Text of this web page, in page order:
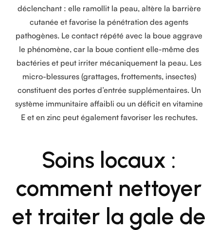
déclenchant : elle ramollit la peau, altère la barrière
cutanée et favorise la pénétration des agents
pathogènes. Le contact répété avec la boue aggrave
le phénomène, car la boue contient elle-même des
bactéries et peut irriter mécaniquement la peau. Les
micro-blessures (grattages, frottements, insectes)
constituent des portes d’entrée supplémentaires. Un
système immunitaire affaibli ou un déficit en vitamine
E et en zinc peut également favoriser les rechutes.
Soins locaux :
comment nettoyer
et traiter la gale de